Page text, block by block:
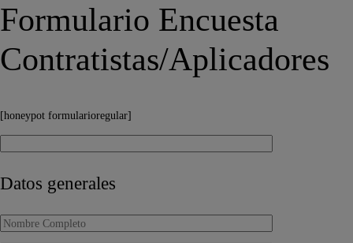
Formulario Encuesta
Contratistas/Aplicadores
[honeypot formularioregular]
Datos generales